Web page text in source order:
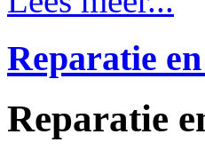
Reparatie
Reparatie